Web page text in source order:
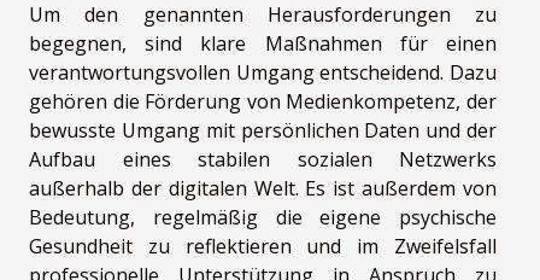
Um den genannten Herausforderungen zu
begegnen, sind klare Maßnahmen für einen
verantwortungsvollen Umgang entscheidend. Dazu
gehören die Förderung von Medienkompetenz, der
bewusste Umgang mit persönlichen Daten und der
Aufbau eines stabilen sozialen Netzwerks
außerhalb der digitalen Welt. Es ist außerdem von
Bedeutung, regelmäßig die eigene psychische
Gesundheit zu reflektieren und im Zweifelsfall